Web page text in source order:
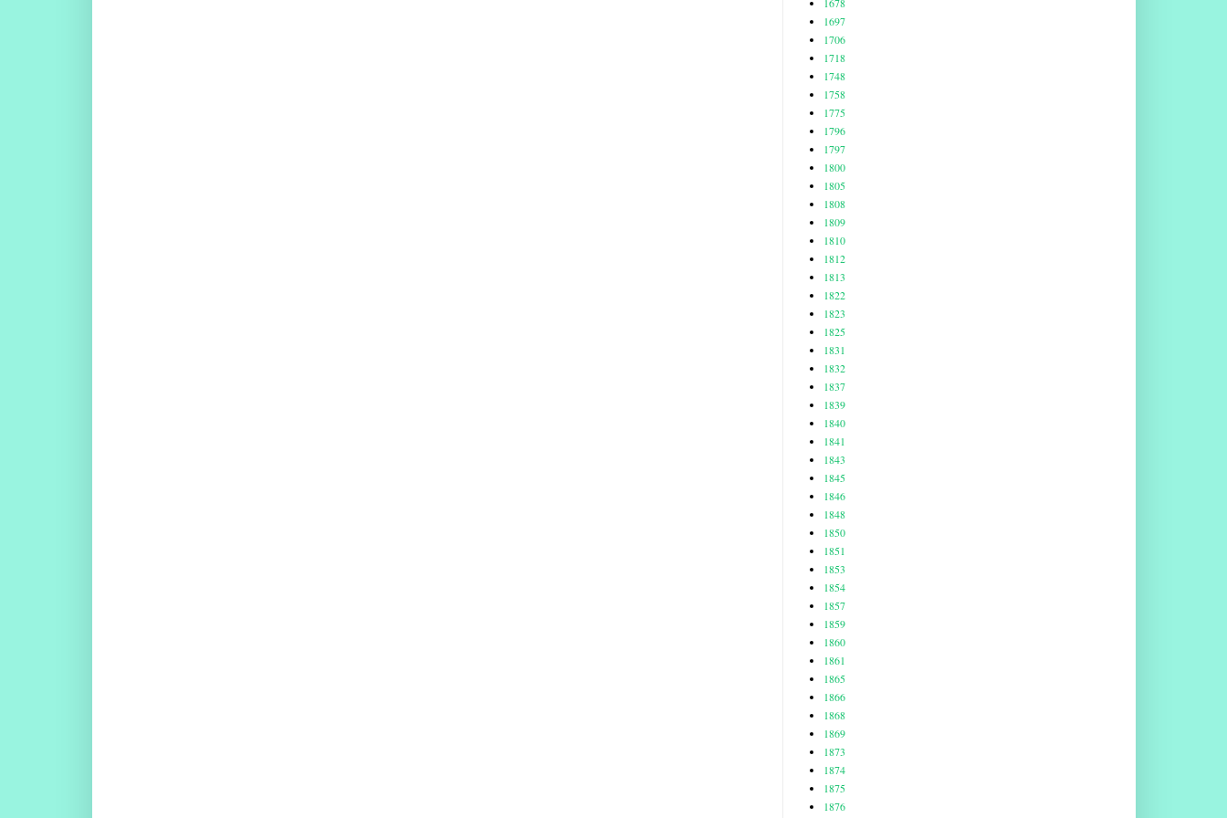
1697
1706
1718
1748
1758
1775
1796
1797
1800
1805
1808
1809
1810
1812
1813
1822
1823
1825
1831
1832
1837
1839
1840
1841
1843
1845
1846
1848
1850
1851
1853
1854
1857
1859
1860
1861
1865
1866
1868
1869
1873
1874
1875
1876